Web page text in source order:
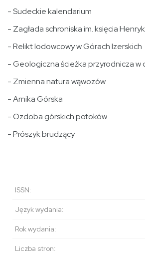
- Sudeckie kalendarium
- Zagłada schroniska im. księcia
- Relikt lodowcowy w Górach Izerskich
- Geologiczna ścieżka przyrodnicza w
- Zmienna natura wąwozów
- Arnika Górska
- Ozdoba górskich potoków
- Prószyk brudzący
ISSN:
Język wydania:
Rok wydania:
Liczba stron: